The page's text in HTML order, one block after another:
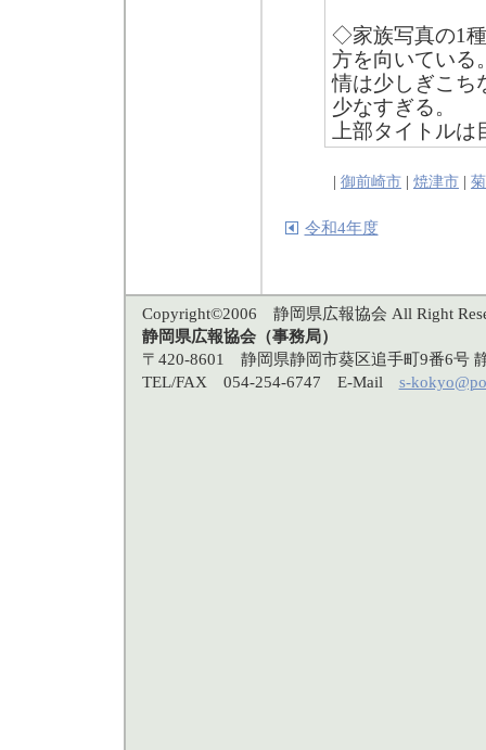
◇家族写真の1
方を向いている
情は少しぎこち
少なすぎる。
上部タイトル
御前崎市| 焼津市|
令和4年度
Copyright©2006 静岡県広報協会 All Right
静岡県広報協会（事務局）
〒420-8601 静岡県静岡市葵区追手町9番6号
TEL/FAX 054-254-6747 E-Mail s-